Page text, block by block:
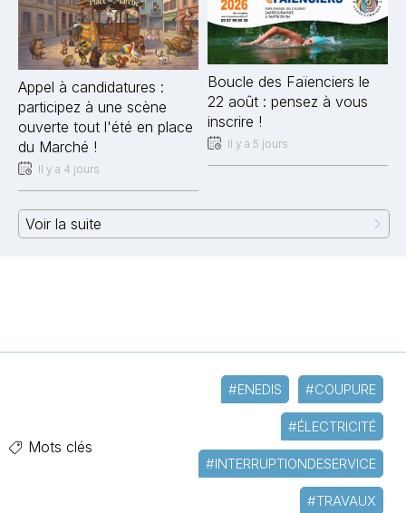
Appel à candidatures :
participez à une scène
ouverte tout l'été en place
du Marché !
Il y a 4 jours
Boucle des Faïenciers le
22 août : pensez à vous
inscrire !
Il y a 5 jours
Voir la suite
Mots clés
#ENEDIS #COUPURE
#ÉLECTRICITÉ
#INTERRUPTIONDESERVICE
#TRAVAUX